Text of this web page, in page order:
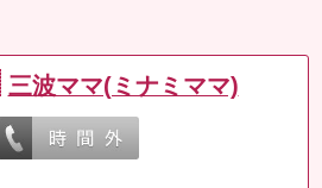
三波ママ(ミナミママ)